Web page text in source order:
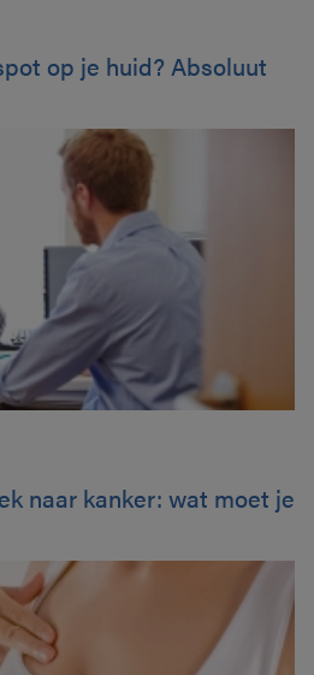
op je huid? Absoluut
naar kanker: wat moet je